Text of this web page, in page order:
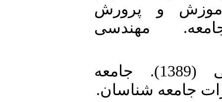
و پرورش
مهندسی
35. منطقی، مرتضی (1389). جامعه
جامعه شناسان.